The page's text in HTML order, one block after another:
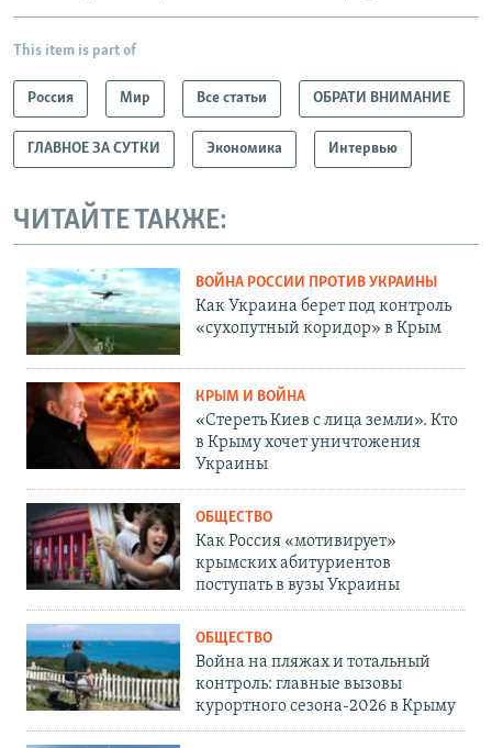
This item is part of
Россия Мир Все статьи ОБРАТИ ВНИМАНИЕ
ГЛАВНОЕ ЗА СУТКИ Экономика Интервью
ЧИТАЙТЕ ТАКЖЕ:
ВОЙНА РОССИИ ПРОТИВ УКРАИНЫ
Как Украина берет под контроль
«сухопутный коридор» в Крым
КРЫМ И ВОЙНА
«Стереть Киев с лица земли». Кто
в Крыму хочет уничтожения
Украины
ОБЩЕСТВО
Как Россия «мотивирует»
крымских абитуриентов
поступать в вузы Украины
ОБЩЕСТВО
Война на пляжах и тотальный
контроль: главные вызовы
курортного сезона-2026 в Крыму